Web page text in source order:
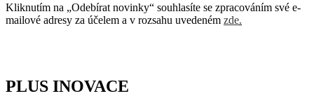
Kliknutím na „Odebírat novinky“ souhlasíte se zpracováním své e-
mailové adresy za účelem a v rozsahu uvedeném zde.
PLUS INOVACE